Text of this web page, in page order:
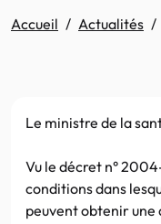
Accueil Actualités
Le ministre de la
Vu le décret n°
conditions dans
peuvent obtenir une